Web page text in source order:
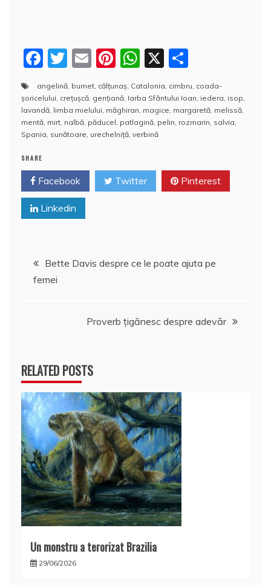
F
c
e
b
o
k
T
w
itt
er
E
m
ai
l
Pi
nt
er
e
st
W
h
at
s
A
p
X
rt
aj
z
ă
angelină burnet călţunaş Catalonia cimbru coada-
şoricelului creţuşcă genţiană Iarba Sfântului Ioan iedera isop
lavandă limba mielului măghiran magice margaretă melissă
mentă mirt nalbă păducel patlagină pelin rozmarin salvia
Spania sunătoare urechelniţă verbină
SHARE
Facebook Twitter Pinterest
Linkedin
Navigare
Bette Davis despre ce le poate ajuta pe
femei
Proverb ţigănesc despre adevăr
RELATED POSTS
Un monstru a terorizat Brazilia
29/06/2026